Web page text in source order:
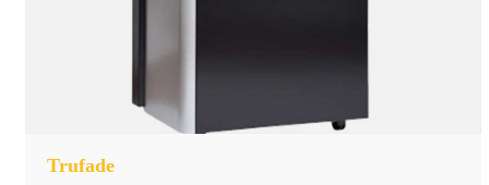
Trufade